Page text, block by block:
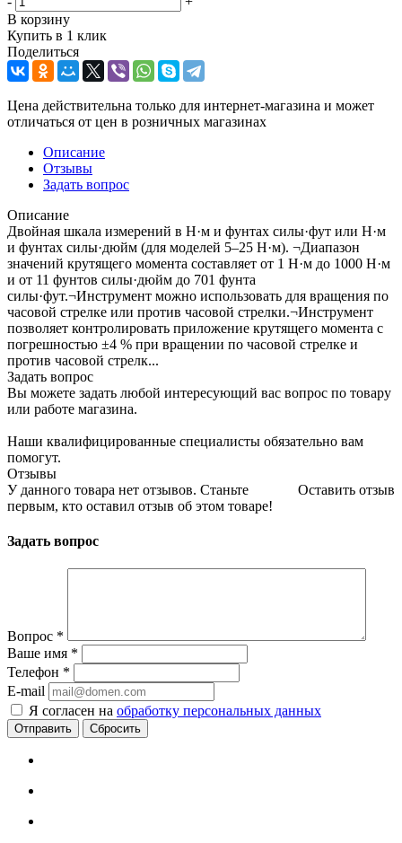
В корзину
Купить в 1 клик
Поделиться
Цена действительна только для интернет-магазина и может
отличаться от цен в розничных магазинах
Описание
Отзывы
Задать вопрос
Описание
Двойная шкала измерений в Н·м и фунтах силы·фут или Н·м
и фунтах силы·дюйм (для моделей 5–25 Н·м). ¬Диапазон
значений крутящего момента составляет от 1 Н·м до 1000 Н·м
и от 11 фунтов силы·дюйм до 701 фунта
силы·фут.¬Инструмент можно использовать для вращения по
часовой стрелке или против часовой стрелки.¬Инструмент
позволяет контролировать приложение крутящего момента с
погрешностью ±4 % при вращении по часовой стрелке и
против часовой стрелк...
Задать вопрос
Вы можете задать любой интересующий вас вопрос по товару
или работе магазина.
Наши квалифицированные специалисты обязательно вам
помогут.
Отзывы
Оставить отзыв
У данного товара нет отзывов. Станьте
первым, кто оставил отзыв об этом товаре!
Задать вопрос
Вопрос *
Ваше имя *
Телефон *
E-mail
Я согласен на обработку персональных данных
Сбросить